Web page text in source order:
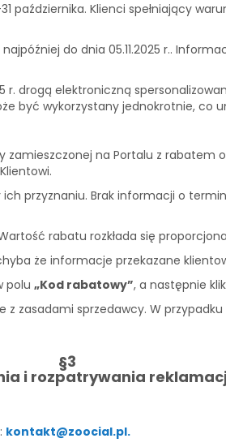
października. Klienci spełniający
do dnia 05.11.2025 r..
r. drogą elektroniczną
być wykorzystany jednokrotnie, co
na Portalu z rabatem
przyznaniu. Brak informacji o
rabatu rozkłada się
że informacje przekazane
polu „Kod rabatowy”, a następnie
zasadami sprzedawcy. W
§3
i rozpatrywania
kontakt@zoocial.pl.